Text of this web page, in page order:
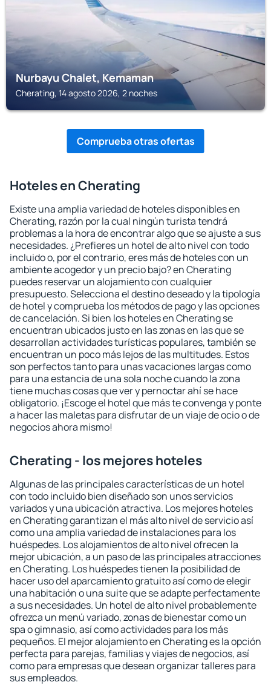
Nurbayu Chalet, Kemaman
Cherating, 14 agosto 2026, 2 noches
Comprueba otras ofertas
Hoteles en Cherating
Existe una amplia variedad de hoteles disponibles en
Cherating, razón por la cual ningún turista tendrá
problemas a la hora de encontrar algo que se ajuste a sus
necesidades. ¿Prefieres un hotel de alto nivel con todo
incluido o, por el contrario, eres más de hoteles con un
ambiente acogedor y un precio bajo? en Cherating
puedes reservar un alojamiento con cualquier
presupuesto. Selecciona el destino deseado y la tipología
de hotel y comprueba los métodos de pago y las opciones
de cancelación. Si bien los hoteles en Cherating se
encuentran ubicados justo en las zonas en las que se
desarrollan actividades turísticas populares, también se
encuentran un poco más lejos de las multitudes. Estos
son perfectos tanto para unas vacaciones largas como
para una estancia de una sola noche cuando la zona
tiene muchas cosas que ver y pernoctar ahí se hace
obligatorio. ¡Escoge el hotel que más te convenga y ponte
a hacer las maletas para disfrutar de un viaje de ocio o de
negocios ahora mismo!
Cherating - los mejores hoteles
Algunas de las principales características de un hotel
con todo incluido bien diseñado son unos servicios
variados y una ubicación atractiva. Los mejores hoteles
en Cherating garantizan el más alto nivel de servicio así
como una amplia variedad de instalaciones para los
huéspedes. Los alojamientos de alto nivel ofrecen la
mejor ubicación, a un paso de las principales atracciones
en Cherating. Los huéspedes tienen la posibilidad de
hacer uso del aparcamiento gratuito así como de elegir
una habitación o una suite que se adapte perfectamente
a sus necesidades. Un hotel de alto nivel probablemente
ofrezca un menú variado, zonas de bienestar como un
spa o gimnasio, así como actividades para los más
pequeños. El mejor alojamiento en Cherating es la opción
perfecta para parejas, familias y viajes de negocios, así
como para empresas que desean organizar talleres para
sus empleados.